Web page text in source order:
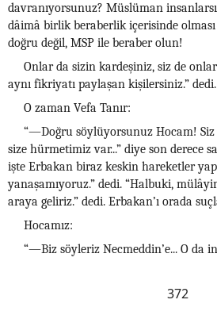
davranıyorsunuz? Müslüman
dâimâ birlik beraberlik içerisinde olması
doğru değil, MSP ile beraber olun!
Onlar da sizin kardeşiniz, siz de
aynı fikriyatı paylaşan kişilersiniz.” dedi.
O zaman Vefa Tanır:
“—Doğru söylüyorsunuz Hocam!
size hürmetimiz var...” diye son derece
işte Erbakan biraz keskin hareketler
yanaşamıyoruz.” dedi. “Halbuki,
araya geliriz.” dedi. Erbakan’ı orada
Hocamız:
“—Biz söyleriz Necmeddin’e... O da
372